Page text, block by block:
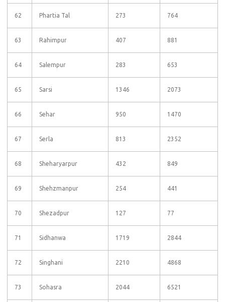
62 Phartia Tal 273 764
63 Rahimpur 407 881
64 Salempur 283 653
65 Sarsi 1346 2073
66 Sehar 950 1470
67 Serla 813 2352
68 Sheharyarpur 432 849
69 Shehzmanpur 254 441
70 Shezadpur 127 77
71 Sidhanwa 1719 2844
72 Singhani 2210 4868
73 Sohasra 2044 6521